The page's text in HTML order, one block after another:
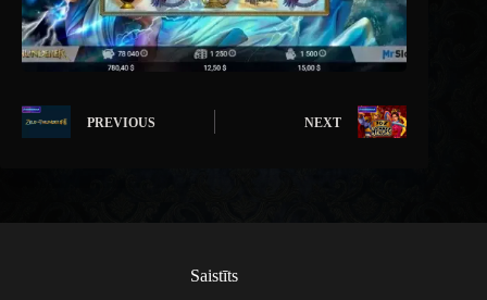
PREVIOUS NEXT
Saistīts